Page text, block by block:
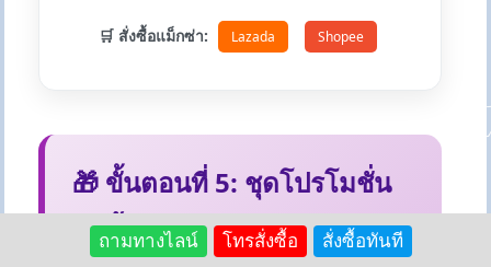
🛒 สั่งซื้อแม็กซ่า: Lazada Shopee
🎁 ขั้นตอนที่ 5: ชุดโปรโมชั่น
สุดคุ้ม
ถามทางไลน์ โทรสั่งซื้อ สั่งซื้อทันที